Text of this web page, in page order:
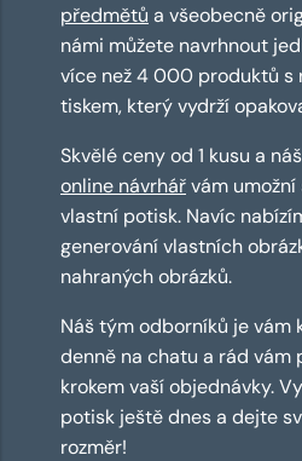
předmětů a všeobecně
námi můžete navrhnout
více než 4 000 produktů s
tiskem, který vydrží
Skvělé ceny od 1 kusu a
online návrhářvám
vlastní potisk. Navíc
generování vlastních
nahraných obrázků.
Náš tým odborníků je vám
denně na chatu a rád vám
krokem vaší objednávky.
potisk ještě dnes a dejte
rozměr!